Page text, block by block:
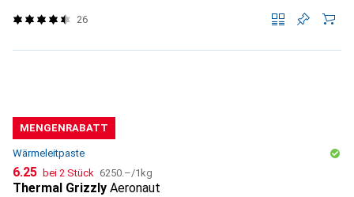
26
MENGENRABATT
Wärmeleitpaste
CHF
6.25 bei 2 Stück CHF
6250.–/1kg
Thermal Grizzly Aeronaut